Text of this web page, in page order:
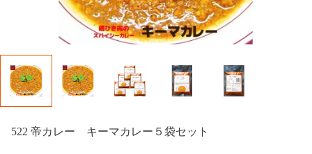
522 帝カレー キーマカレー５袋セット